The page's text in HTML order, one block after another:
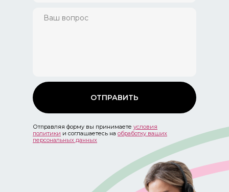
ОТПРАВИТЬ
Отправляя форму вы принимаете условия
политики и соглашаетесь на обработку ваших
персональных данных